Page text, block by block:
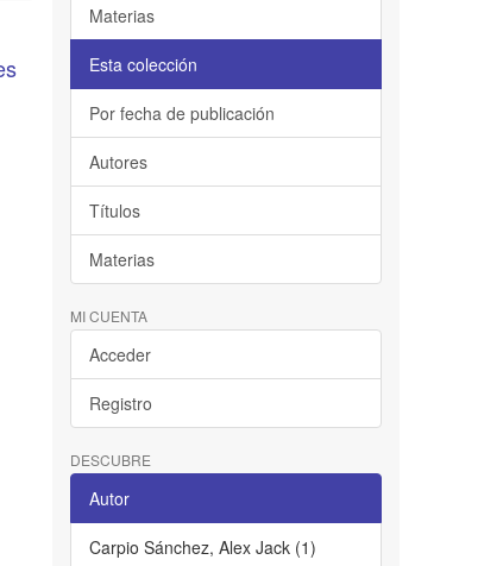
Materias
Esta colección
Por fecha de publicación
Autores
Títulos
Materias
MI CUENTA
Acceder
Registro
DESCUBRE
Autor
Carpio Sánchez, Alex Jack (1)